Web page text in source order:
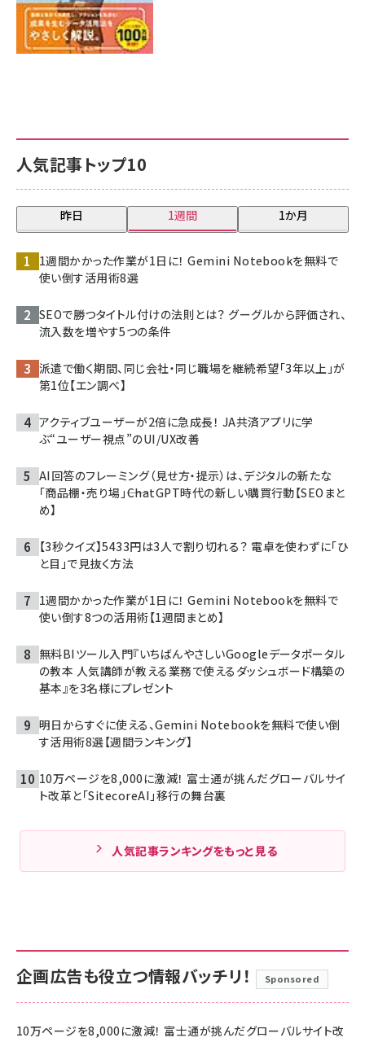
人気記事トップ10
昨日 1週間 1か月
1週間かかった作業が1日に！ Gemini Notebookを無料で
使い倒す活用術8選
SEOで勝つタイトル付けの法則とは？ グーグルから評価され、
流入数を増やす5つの条件
派遣で働く期間、同じ会社・同じ職場を継続希望「3年以上」が
第1位【エン調べ】
アクティブユーザーが2倍に急成長！ JA共済アプリに学
ぶ“ユーザー視点”のUI/UX改善
AI回答のフレーミング（見せ方・提示）は、デジタルの新たな
「商品棚・売り場」――ChatGPT時代の新しい購買行動【SEOまと
め】
【3秒クイズ】5433円は3人で割り切れる？ 電卓を使わずに「ひ
と目」で見抜く方法
1週間かかった作業が1日に！ Gemini Notebookを無料で
使い倒す8つの活用術【1週間まとめ】
無料BIツール入門『いちばんやさしいGoogleデータポータル
の教本 人気講師が教える業務で使えるダッシュボード構築の
基本』を3名様にプレゼント
明日からすぐに使える、Gemini Notebookを無料で使い倒
す活用術8選【週間ランキング】
10万ページを8,000に激減！ 富士通が挑んだグローバルサイ
ト改革と「SitecoreAI」移行の舞台裏
人気記事ランキングをもっと見る
企画広告も役立つ情報バッチリ！ Sponsored
10万ページを8,000に激減！ 富士通が挑んだグローバルサイト改